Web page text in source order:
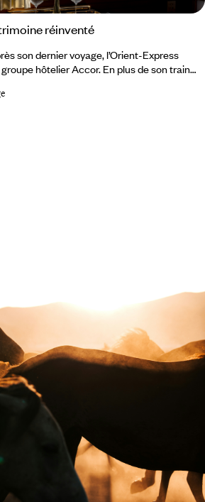
réinventé
son dernier voyage, l’Orient-Express
hôtelier Accor. En plus de son train
mer, avec une même ambition : faire du